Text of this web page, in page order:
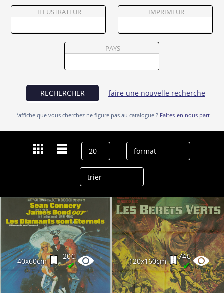
Vendre
ILLUSTRATEUR IMPRIMEUR
PAYS
RECHERCHER faire une nouvelle recherche
L’affiche que vous cherchez ne figure pas au catalogue ? Faites-en nous part
40x60cm
20€
✔ 120x160cm
74€
✔